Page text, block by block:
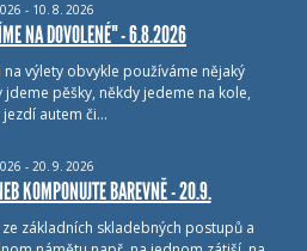
- 10. 8. 2026
NA DOVOLENÉ" - 6.8.2026
výlety obvykle používáme nějaký
pěšky, někdy jedeme na kole,
jezdí autem či…
- 20. 9. 2026
KOMPONUJTE BAREVNĚ - 20.9.
základních skladebných postupů a